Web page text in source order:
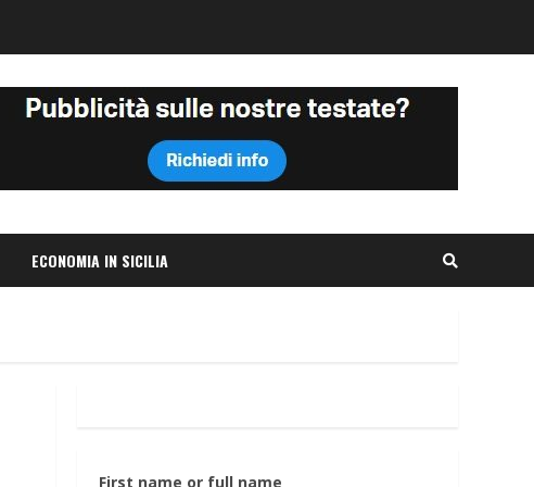
ECONOMIA IN SICILIA
First name or full name